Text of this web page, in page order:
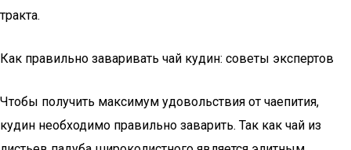
тракта.
Как правильно заваривать чай кудин: советы экспертов
Чтобы получить максимум удовольствия от чаепития,
кудин необходимо правильно заварить. Так как чай из